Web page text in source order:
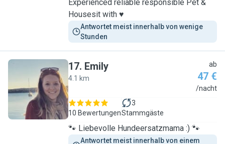
Experienced reliable responsible Pet &
Housesit with ♥️
Antwortet meist innerhalb von wenige
Stunden
E
17. Emily
4.1 km
ab
47 €
/nacht
10 Bewertungen
3
Stammgäste
🐾 Liebevolle Hundeersatzmama :) 🐾
Antwortet meist innerhalb von einem